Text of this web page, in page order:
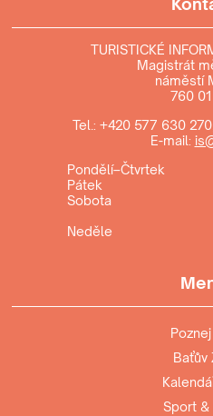
TURISTICKÉ
Magistrát
náměstí
760
Tel.: +420 577 630 270
E-mail:
Pondělí–Čtvrtek
Pátek
Sobota
Neděle
Baťův
Sport &